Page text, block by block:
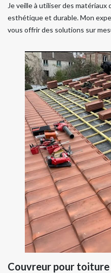
Je veille à utiliser des
esthétique et durable. Mon
vous offrir des solutions sur
Couvreur pour